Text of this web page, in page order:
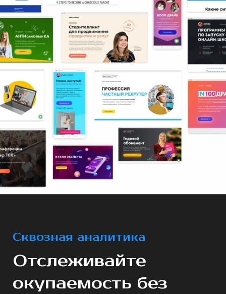
Сквозная аналитика
Отслеживайте
окупаемость без